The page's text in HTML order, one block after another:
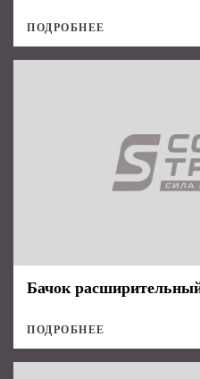
ПОДРОБНЕЕ
Бачок
ПОДРОБНЕЕ